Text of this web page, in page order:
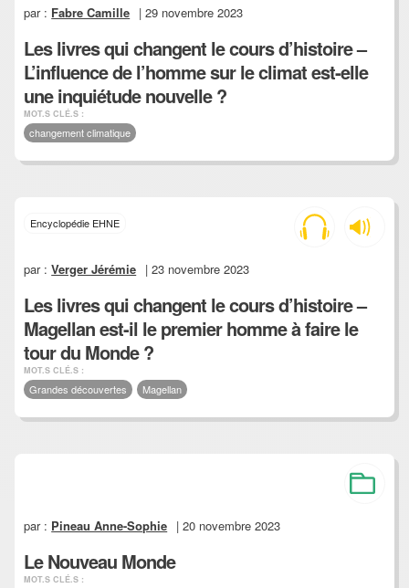
par : Fabre Camille | 29 novembre 2023
Les livres qui changent le cours d’histoire –
L’influence de l’homme sur le climat est-elle
une inquiétude nouvelle ?
MOT.S CLÉ.S :
changement climatique
Encyclopédie EHNE
par :Verger Jérémie | 23 novembre 2023
Les livres qui changent le cours d’histoire –
Magellan est-il le premier homme à faire le
tour du Monde ?
MOT.S CLÉ.S :
Grandes découvertes Magellan
par : Pineau Anne-Sophie | 20 novembre 2023
Le Nouveau Monde
MOT.S CLÉ.S :